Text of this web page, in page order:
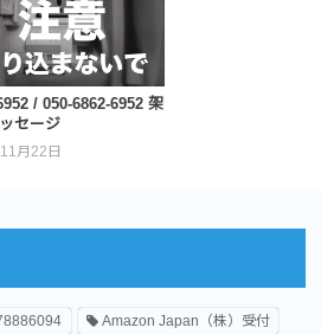
/ 050-6862-6952 架
セージ
月22日
Amazon Japan（株）受付